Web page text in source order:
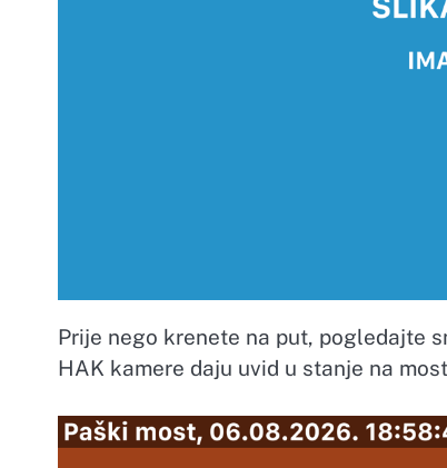
Prije nego krenete na put, pogledajte
HAK kamere daju uvid u stanje na